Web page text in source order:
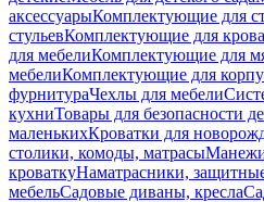
аксессуарыКомплектующие для
стульевКомплектующие для
для мебелиКомплектующие для
мебелиКомплектующие для
фурнитураЧехлы для мебели
кухниТовары для безопасности
маленькихКроватки для
столики, комоды, матрасы
кроваткуНаматрасники,
мебельСадовые диваны, кресла